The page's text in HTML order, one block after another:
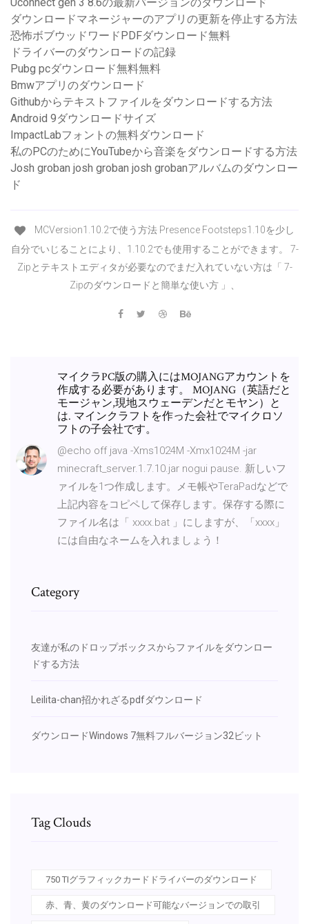
Uconnect gen 3 8.6の最新バージョンのダウンロード
ダウンロードマネージャーのアプリの更新を停止する方法
恐怖ボブウッドワードPDFダウンロード無料
ドライバーのダウンロードの記録
Pubg pcダウンロード無料無料
Bmwアプリのダウンロード
Githubからテキストファイルをダウンロードする方法
Android 9ダウンロードサイズ
ImpactLabフォントの無料ダウンロード
私のPCのためにYouTubeから音楽をダウンロードする方法
Josh groban josh groban josh grobanアルバムのダウンロー
ド
MCVersion1.10.2で使う方法 Presence Footsteps1.10を少し
自分でいじることにより、1.10.2でも使用することができます。 7-
Zipとテキストエディタが必要なのでまだ入れていない方は「 7-
Zipのダウンロードと簡単な使い方 」、
マイクラPC版の購入にはMOJANGアカウントを
作成する必要があります。 MOJANG（英語だと
モージャン,現地スウェーデンだとモヤン）と
は. マインクラフトを作った会社でマイクロソ
フトの子会社です。
@echo off java -Xms1024M -Xmx1024M -jar
minecraft_server.1.7.10.jar nogui pause. 新しいフ
ァイルを1つ作成します。メモ帳やTeraPadなどで
上記内容をコピペして保存します。保存する際に
ファイル名は「 xxxx.bat 」にしますが、「xxxx」
には自由なネームを入れましょう！
Category
友達が私のドロップボックスからファイルをダウンロー
ドする方法
Leilita-chan招かれざるpdfダウンロード
ダウンロードWindows 7無料フルバージョン32ビット
Tag Clouds
750 TIグラフィックカードドライバーのダウンロード
赤、青、黄のダウンロード可能なバージョンでの取引